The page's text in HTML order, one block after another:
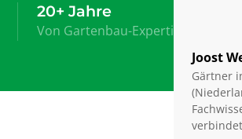
Joost
Gärtner
20+ Jahre
Von Gartenbau-Expertise